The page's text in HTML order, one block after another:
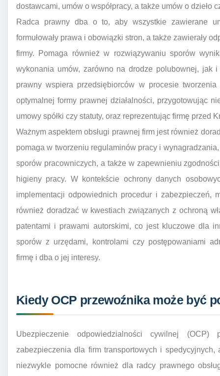
dostawcami, umów o współpracy, a także umów o dzieło
Radca prawny dba o to, aby wszystkie zawierane
formułowały prawa i obowiązki stron, a także zawierały
firmy. Pomaga również w rozwiązywaniu sporów
wykonania umów, zarówno na drodze polubownej, jak
prawny wspiera przedsiębiorców w procesie
optymalnej formy prawnej działalności, przygotowując
umowy spółki czy statuty, oraz reprezentując firmę przed
Ważnym aspektem obsługi prawnej firm jest również
pomaga w tworzeniu regulaminów pracy i
sporów pracowniczych, a także w zapewnieniu
higieny pracy. W kontekście ochrony danych
implementacji odpowiednich procedur i zabezpieczeń,
również doradzać w kwestiach związanych z ochroną
patentami i prawami autorskimi, co jest kluczowe dla
sporów z urzędami, kontrolami czy postępowaniami
firmę i dba o jej interesy.
Kiedy OCP przewoźnika może być
Ubezpieczenie odpowiedzialności cywilnej (OCP)
zabezpieczenia dla firm transportowych i
niezwykle pomocne również dla radcy prawnego